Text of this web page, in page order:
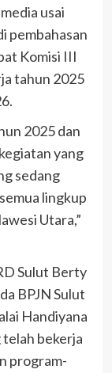
usai
pembahasan
Komisi III
tahun 2025
2025 dan
yang
sedang
lingkup
Utara,”
Sulut Berty
BPJN Sulut
Handiyana
telah bekerja
program-